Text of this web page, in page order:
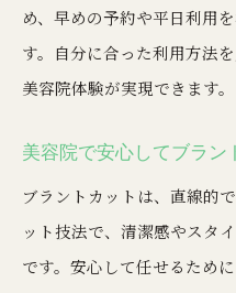
め、早めの予約や平日利用
す。自分に合った利用方法
美容院体験が実現できます。
美容院で安心してブラン
ブラントカットは、直線的
ット技法で、清潔感やスタ
です。安心して任せるため